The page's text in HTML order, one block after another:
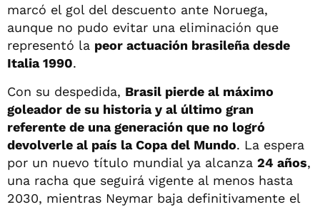
marcó el gol del descuento ante Noruega,
aunque no pudo evitar una eliminación que
representó la peor actuación brasileña desde
Italia 1990.
Con su despedida, Brasil pierde al máximo
goleador de su historia y al último gran
referente de una generación que no logró
devolverle al país la Copa del Mundo. La espera
por un nuevo título mundial ya alcanza 24 años,
una racha que seguirá vigente al menos hasta
2030, mientras Neymar baja definitivamente el